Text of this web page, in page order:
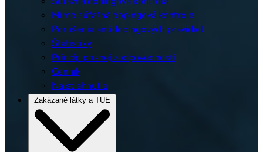
Mimo súťažná dopingová kontrola
Porušenia antidopingových pravidiel
Štatistiky
Princíp prísnej zodpovednosti
Cenník
Na stiahnutie
Zakázané látky a TUE